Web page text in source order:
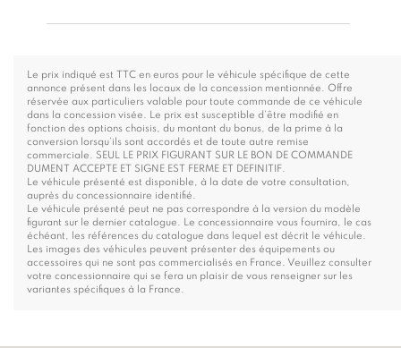
Le prix indiqué est TTC en euros pour le véhicule spécifique de cette
annonce présent dans les locaux de la concession mentionnée. Offre
réservée aux particuliers valable pour toute commande de ce véhicule
dans la concession visée. Le prix est susceptible d’être modifié en
fonction des options choisis, du montant du bonus, de la prime à la
conversion lorsqu’ils sont accordés et de toute autre remise
commerciale. SEUL LE PRIX FIGURANT SUR LE BON DE COMMANDE
DUMENT ACCEPTE ET SIGNE EST FERME ET DEFINITIF.
Le véhicule présenté est disponible, à la date de votre consultation,
auprès du concessionnaire identifié.
Le véhicule présenté peut ne pas correspondre à la version du modèle
figurant sur le dernier catalogue. Le concessionnaire vous fournira, le cas
échéant, les références du catalogue dans lequel est décrit le véhicule.
Les images des véhicules peuvent présenter des équipements ou
accessoires qui ne sont pas commercialisés en France. Veuillez consulter
votre concessionnaire qui se fera un plaisir de vous renseigner sur les
variantes spécifiques à la France.